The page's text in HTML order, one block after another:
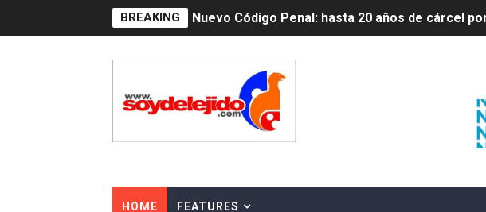
BREAKING La nube sahariana número 14 se ha alejado de
Indomet pronostica temperaturas de hasta 35
JAPY VERDEI MISS MICHELL ROSARIO
HOME FEATURES